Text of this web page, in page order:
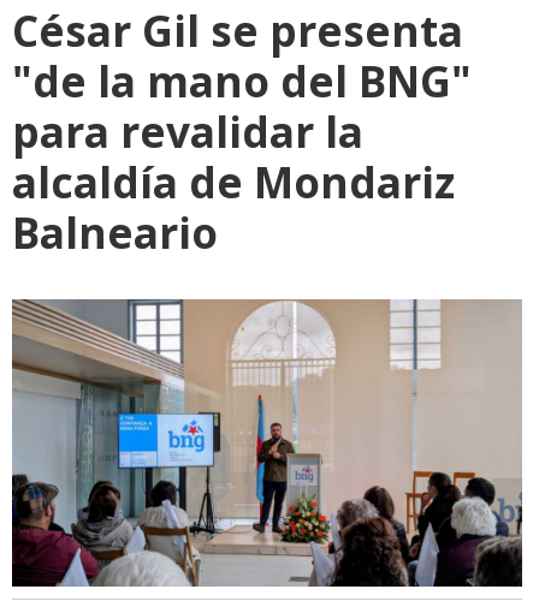
César Gil se presenta
"de la mano del BNG"
para revalidar la
alcaldía de Mondariz
Balneario